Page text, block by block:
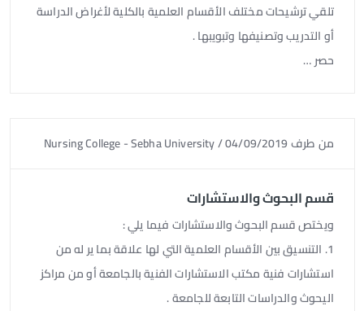
تلقي ترشيحات مختلف الأقسام العلمية بالكلية لأغراض الدراسة
أو التدريب وتصنيفها وتبويبها .
حصر …
من طرف Nursing College - Sebha University/04/09/2019
قسم البحوث والاستشارات
ويختص قسم البحوث والاستشارات فيما يلي :
1. التنسيق بين الأقسام العلمية التي لها علاقة بما ير له من
استشارات فنية مكتب الاستشارات الفنية بالجامعة أو من مراكز
اليحوث والدراسات التابعة للجامعة .